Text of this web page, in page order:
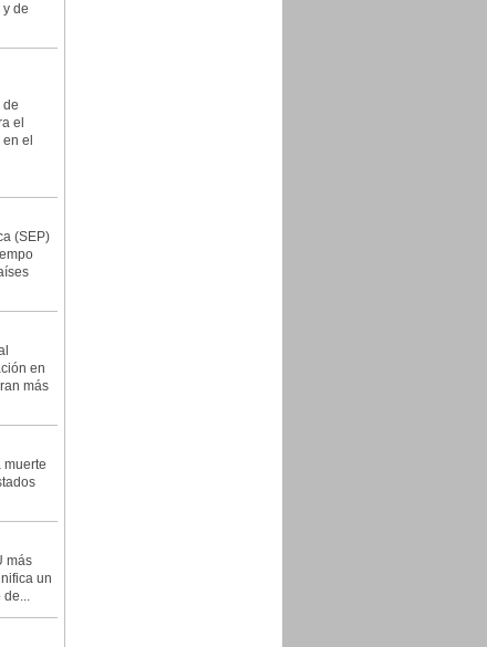
de
de
el
el
(SEP)
en
más
muerte
más
un
de...